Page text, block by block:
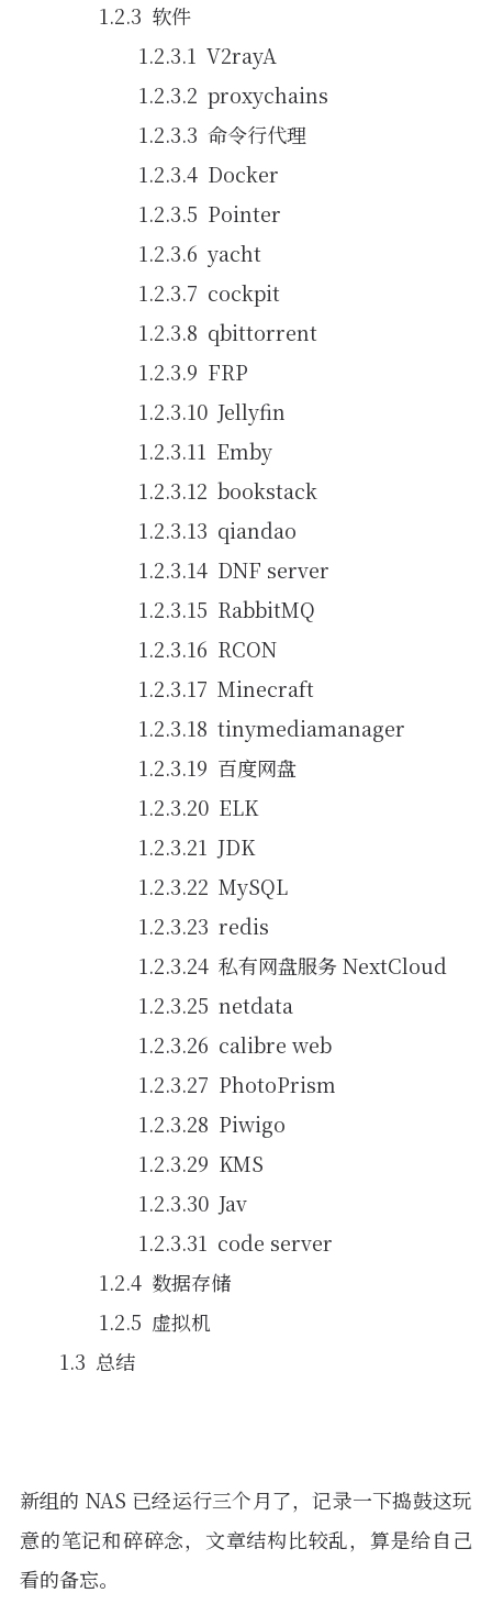
软件
V2rayA
proxychains
命令行代理
Docker
Pointer
yacht
cockpit
qbittorrent
FRP
Jellyfin
Emby
bookstack
qiandao
DNF server
RabbitMQ
RCON
Minecraft
tinymediamanager
百度网盘
ELK
JDK
MySQL
redis
私有网盘服务 NextCloud
netdata
calibre web
PhotoPrism
Piwigo
KMS
Jav
code server
数据存储
虚拟机
总结
新组的 NAS 已经运行三个月了，记录一下捣鼓这玩
意的笔记和碎碎念，文章结构比较乱，算是给自己
看的备忘。